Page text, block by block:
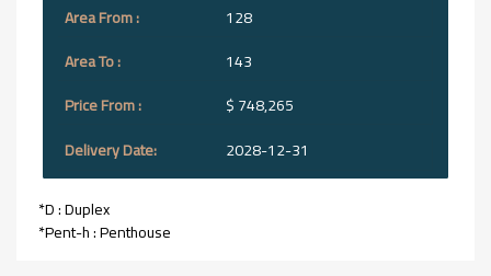
128
143
$ 748,265
2028-12-31
*D : Duplex
*Pent-h : Penthouse